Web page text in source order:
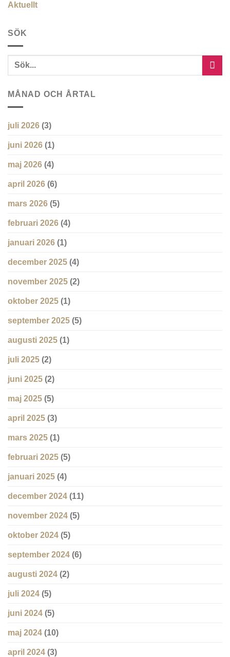
Aktuellt
SÖK
MÅNAD OCH ÅRTAL
juli 2026 (3)
juni 2026 (1)
maj 2026 (4)
april 2026 (6)
mars 2026 (5)
februari 2026 (4)
januari 2026 (1)
december 2025 (4)
november 2025 (2)
oktober 2025 (1)
september 2025 (5)
augusti 2025 (1)
juli 2025 (2)
juni 2025 (2)
maj 2025 (5)
april 2025 (3)
mars 2025 (1)
februari 2025 (5)
januari 2025 (4)
december 2024 (11)
november 2024 (5)
oktober 2024 (5)
september 2024 (6)
augusti 2024 (2)
juli 2024 (5)
juni 2024 (5)
maj 2024 (10)
april 2024 (3)